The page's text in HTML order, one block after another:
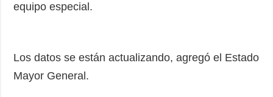
equipo especial.
Los datos se están actualizando, agregó el Estado
Mayor General.